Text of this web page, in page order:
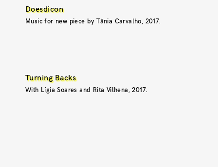
Doesdicon
Music for new piece by Tânia Carvalho, 2017.
Turning Backs
With Lígia Soares and Rita Vilhena, 2017.